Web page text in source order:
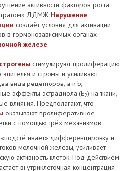
активности факторов роста
ДДМЖ. Нарушение
создаёт условия для активации
в гормонозависимых органах-
железе.
стимулируют пролиферацию
и стромы и усиливают
вида рецепторов, a и b,
эффекты эстрадиола (E2) на ткани,
влияния. Предполагают, что
оказывают пролиферативное
с помощью трёх механизмов.
«подстёгивает» дифференцировку и
молочной железы, усиливает
активность клеток. Под действием
внутриклеточная концентрация